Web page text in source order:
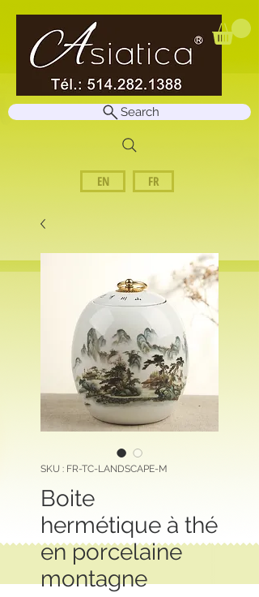
EN FR
Search
SKU : FR-TC-LANDSCAPE-M
Boite
hermétique à thé
en porcelaine
montagne